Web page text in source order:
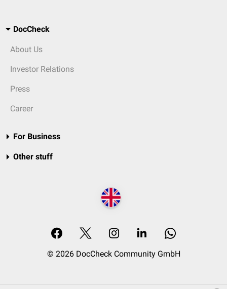
DocCheck
About Us
Investor Relations
Press
Career
For Business
Other stuff
© 2026 DocCheck Community GmbH